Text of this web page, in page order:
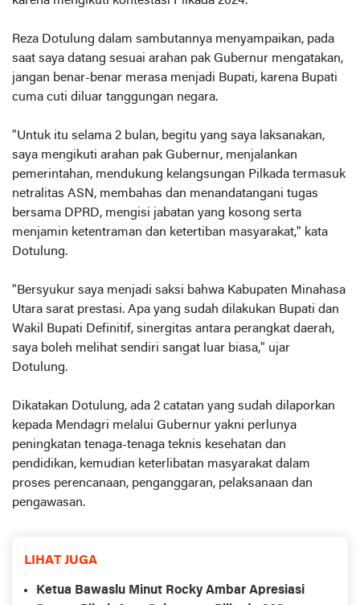
Reza Dotulung dalam sambutannya menyampaikan, pada
saat saya datang sesuai arahan pak Gubernur mengatakan,
jangan benar-benar merasa menjadi Bupati, karena Bupati
cuma cuti diluar tanggungan negara.
"Untuk itu selama 2 bulan, begitu yang saya laksanakan,
saya mengikuti arahan pak Gubernur, menjalankan
pemerintahan, mendukung kelangsungan Pilkada termasuk
netralitas ASN, membahas dan menandatangani tugas
bersama DPRD, mengisi jabatan yang kosong serta
menjamin ketentraman dan ketertiban masyarakat," kata
Dotulung.
"Bersyukur saya menjadi saksi bahwa Kabupaten Minahasa
Utara sarat prestasi. Apa yang sudah dilakukan Bupati dan
Wakil Bupati Definitif, sinergitas antara perangkat daerah,
saya boleh melihat sendiri sangat luar biasa," ujar
Dotulung.
Dikatakan Dotulung, ada 2 catatan yang sudah dilaporkan
kepada Mendagri melalui Gubernur yakni perlunya
peningkatan tenaga-tenaga teknis kesehatan dan
pendidikan, kemudian keterlibatan masyarakat dalam
proses perencanaan, penganggaran, pelaksanaan dan
pengawasan.
LIHAT JUGA
Ketua Bawaslu Minut Rocky Ambar Apresiasi